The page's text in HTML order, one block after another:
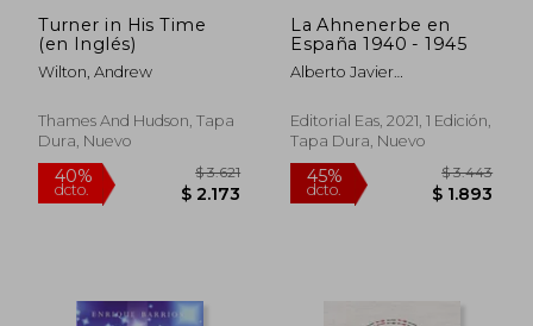
15%
Turner in His Time
(en Inglés)
Wilton, Andrew
Thames And Hudson, Tapa
Dura, Nuevo
La Ahnenerbe en
España 1940 - 1945
Alberto Javier
Editorial Eas, 2021, 1 Edición,
Tapa Dura, Nuevo